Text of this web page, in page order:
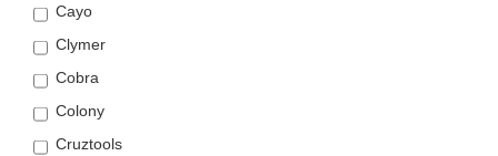
Cayo
Clymer
Cobra
Colony
Cruztools